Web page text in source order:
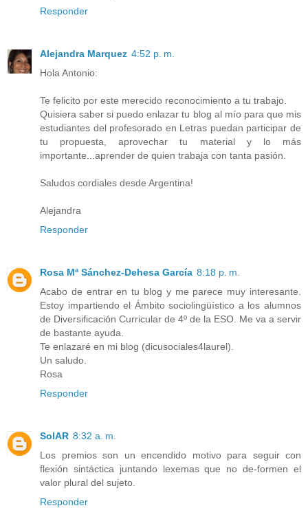
Responder
Alejandra Marquez 4:52 p. m.
Hola Antonio:
Te felicito por este merecido reconocimiento a tu trabajo.
Quisiera saber si puedo enlazar tu blog al mío para que mis
estudiantes del profesorado en Letras puedan participar de
tu propuesta, aprovechar tu material y lo más
importante...aprender de quien trabaja con tanta pasión.
Saludos cordiales desde Argentina!
Alejandra
Responder
Rosa Mª Sánchez-Dehesa García 8:18 p. m.
Acabo de entrar en tu blog y me parece muy interesante.
Estoy impartiendo el Ámbito sociolingüístico a los alumnos
de Diversificación Curricular de 4º de la ESO. Me va a servir
de bastante ayuda.
Te enlazaré en mi blog (dicusociales4laurel).
Un saludo.
Rosa
Responder
SolAR 8:32 a. m.
Los premios son un encendido motivo para seguir con
flexión sintáctica juntando lexemas que no de-formen el
valor plural del sujeto.
Responder